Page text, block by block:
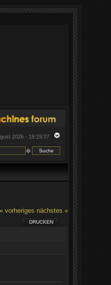
2026 - 19:19:37
�
« vorheriges nächstes »
DRUCKEN